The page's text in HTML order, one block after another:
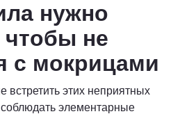
нужно
не
с мокрицами
встретить этих неприятных
элементарные